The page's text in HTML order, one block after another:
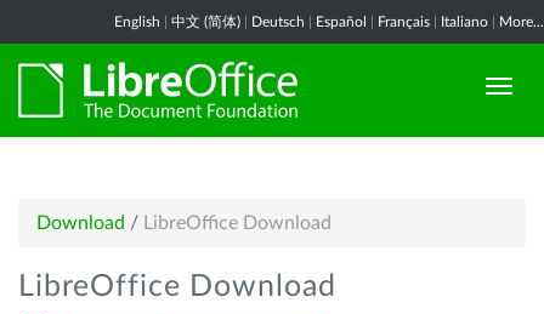
English 中文 (简体) Deutsch Español Français Italiano More...
Download / LibreOffice Download
LibreOffice Download